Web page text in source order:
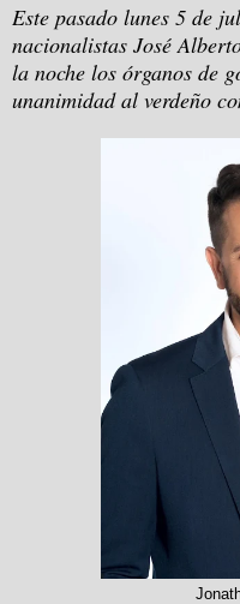
Este pasado lunes 5 de
nacionalistas José
la noche los órganos de
unanimidad al verdeño